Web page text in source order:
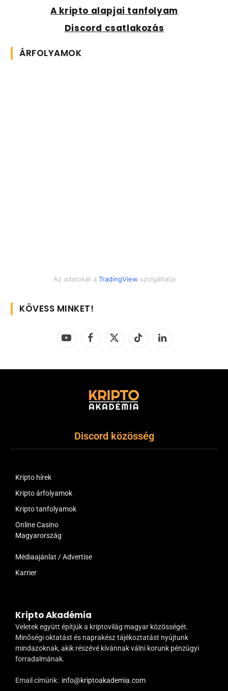
A kripto alapjai tanfolyam
Discord csatlakozás
ÁRFOLYAMOK
Az adatokat a TradingView szolgáltatja
KÖVESS MINKET!
YouTubeFacebook
X
TikTok LinkedIn
Discord közösség
Kripto hírek
Kripto árfolyamok
Kripto tanfolyamok
Online Casino
Magyarország
Médiaajánlat / Advertise
Karrier
Kripto Akadémia
Veletek együtt építjük a kriptovilág magyar közösségét.
Minőségi oktatást és naprakész tájékoztatást nyújtunk
mindazoknak, akik részévé kívánnak válni korunk pénzügyi
forradalmának.
Email címünk: info@kriptoakademia.com